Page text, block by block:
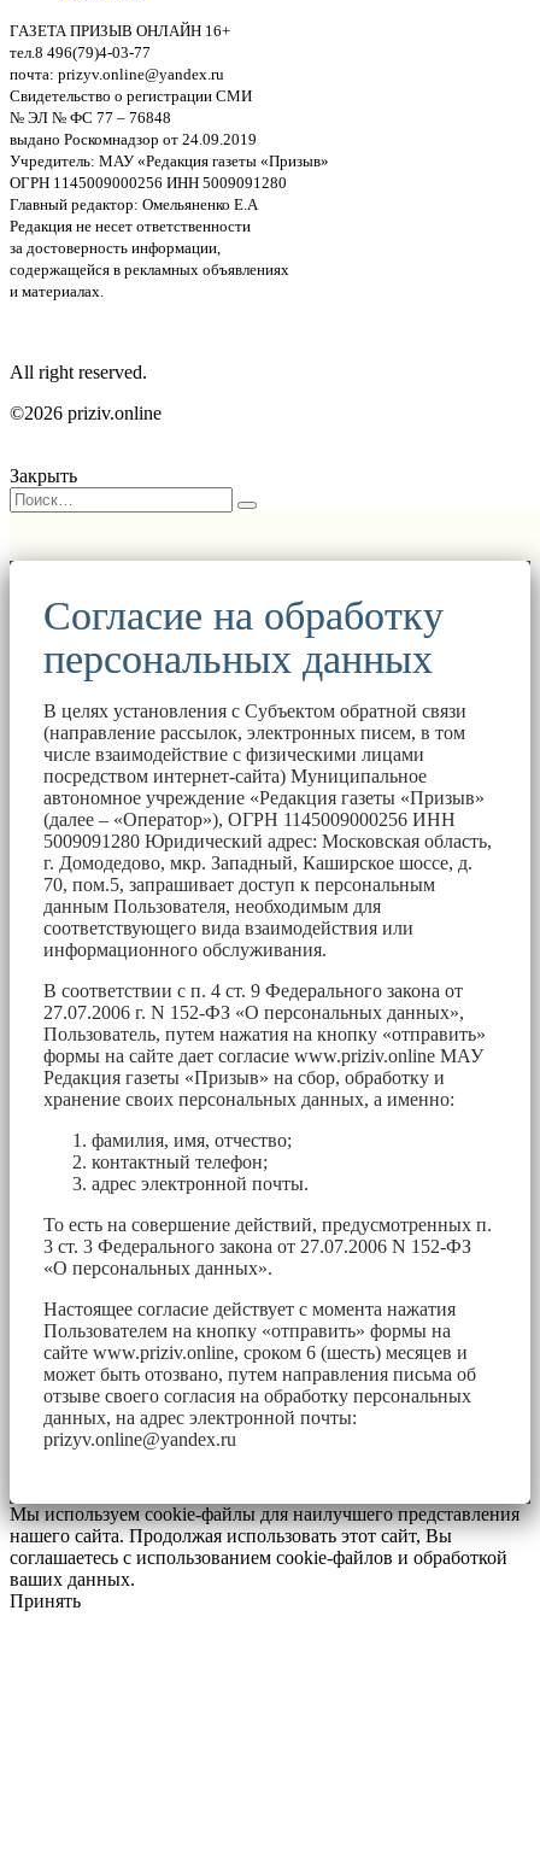
ГАЗЕТА ПРИЗЫВ ОНЛАЙН 16+
тел.8 496(79)4-03-77
почта: prizyv.online@yandex.ru
Свидетельство о регистрации СМИ
№ ЭЛ № ФС 77 – 76848
выдано Роскомнадзор от 24.09.2019
Учредитель: МАУ «Редакция газеты «Призыв»
ОГРН 1145009000256 ИНН 5009091280
Главный редактор: Омельяненко Е.А
Редакция не несет ответственности
за достоверность информации,
содержащейся в рекламных объявлениях
и материалах.
All right reserved.
©2026 priziv.online
Закрыть
Согласие на обработку
персональных данных
В целях установления с Субъектом обратной связи
(направление рассылок, электронных писем, в том
числе взаимодействие с физическими лицами
посредством интернет-сайта) Муниципальное
автономное учреждение «Редакция газеты «Призыв»
(далее – «Оператор»), ОГРН 1145009000256 ИНН
5009091280 Юридический адрес: Московская область,
г. Домодедово, мкр. Западный, Каширское шоссе, д.
70, пом.5, запрашивает доступ к персональным
данным Пользователя, необходимым для
соответствующего вида взаимодействия или
информационного обслуживания.
В соответствии с п. 4 ст. 9 Федерального закона от
27.07.2006 г. N 152-ФЗ «О персональных данных»,
Пользователь, путем нажатия на кнопку «отправить»
формы на сайте дает согласие www.priziv.online МАУ
Редакция газеты «Призыв» на сбор, обработку и
хранение своих персональных данных, а именно:
фамилия, имя, отчество;
контактный телефон;
адрес электронной почты.
То есть на совершение действий, предусмотренных п.
3 ст. 3 Федерального закона от 27.07.2006 N 152-ФЗ
«О персональных данных».
Настоящее согласие действует с момента нажатия
Пользователем на кнопку «отправить» формы на
сайте www.priziv.online, сроком 6 (шесть) месяцев и
может быть отозвано, путем направления письма об
отзыве своего согласия на обработку персональных
данных, на адрес электронной почты:
prizyv.online@yandex.ru
Мы используем cookie-файлы для наилучшего представления
нашего сайта. Продолжая использовать этот сайт, Вы
соглашаетесь с использованием cookie-файлов и обработкой
ваших данных.
Принять